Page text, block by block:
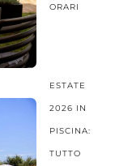
ORARI
ESTATE
2026 IN
PISCINA:
TUTTO